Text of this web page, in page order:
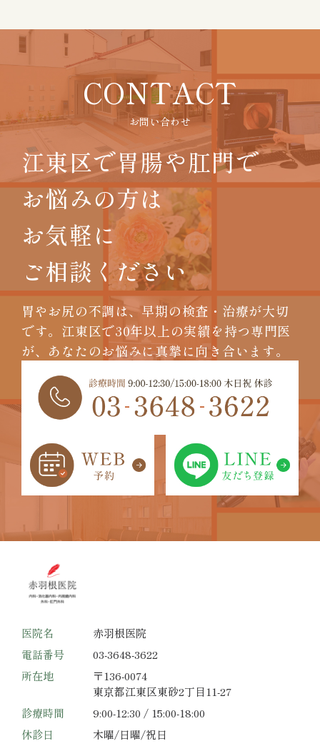
CONTACT
お問い合わせ
江東区で胃腸や肛門で
お悩みの方は
お気軽に
ご相談ください
胃やお尻の不調は、早期の検査・治療が大切
です。 江東区で30年以上の実績を持つ専門医
が、 あなたのお悩みに真摯に向き合います。
医院名
赤羽根医院
電話番号
03-3648-3622
所在地
〒136-0074
東京都江東区東砂2丁目11-27
診療時間
9:00-12:30 / 15:00-18:00
休診日
木曜/日曜/祝日